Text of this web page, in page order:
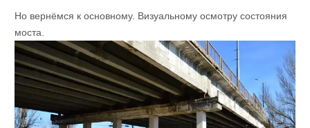
Но вернёмся к основному. Визуальному осмотру состояния
моста.